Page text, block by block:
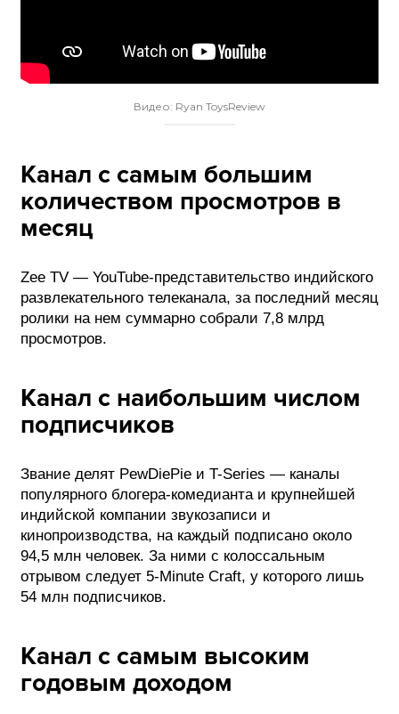
Видео: Ryan ToysReview
Канал с самым большим
количеством просмотров в
месяц
Zee TV — YouTube-представительство индийского
развлекательного телеканала, за последний месяц
ролики на нем суммарно собрали 7,8 млрд
просмотров.
Канал с наибольшим числом
подписчиков
Звание делят PewDiePie и T-Series — каналы
популярного блогера-комедианта и крупнейшей
индийской компании звукозаписи и
кинопроизводства, на каждый подписано около
94,5 млн человек. За ними с колоссальным
отрывом следует 5-Minute Craft, у которого лишь
54 млн подписчиков.
Канал с самым высоким
годовым доходом